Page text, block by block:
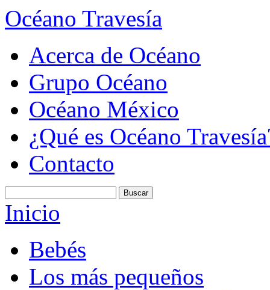
Océano Travesía
Acerca de Océano
Grupo Océano
Océano México
¿Qué es Océano
Contacto
Inicio
Bebés
Los más pequeños